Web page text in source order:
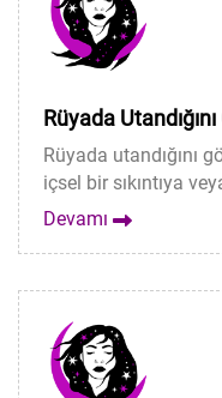
Rüyada
Rüyada utandığını
içsel bir sıkıntıya
Devamı